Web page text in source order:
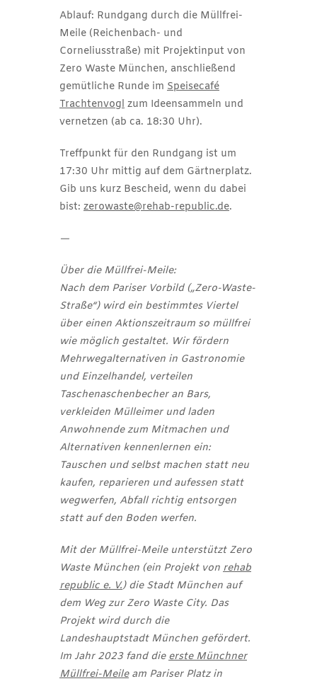
Ablauf: Rundgang durch die Müllfrei-
Meile (Reichenbach- und
Corneliusstraße) mit Projektinput von
Zero Waste München, anschließend
gemütliche Runde im Speisecafé
Trachtenvogl zum Ideensammeln und
vernetzen (ab ca. 18:30 Uhr).
Treffpunkt für den Rundgang ist um
17:30 Uhr mittig auf dem Gärtnerplatz.
Gib uns kurz Bescheid, wenn du dabei
bist: zerowaste@rehab-republic.de.
—
Über die Müllfrei-Meile:
Nach dem Pariser Vorbild („Zero-Waste-
Straße“) wird ein bestimmtes Viertel
über einen Aktionszeitraum so müllfrei
wie möglich gestaltet. Wir fördern
Mehrwegalternativen in Gastronomie
und Einzelhandel, verteilen
Taschenaschenbecher an Bars,
verkleiden Mülleimer und laden
Anwohnende zum Mitmachen und
Alternativen kennenlernen ein:
Tauschen und selbst machen statt neu
kaufen, reparieren und aufessen statt
wegwerfen, Abfall richtig entsorgen
statt auf den Boden werfen.
Mit der Müllfrei-Meile unterstützt Zero
Waste München (ein Projekt von rehab
republic e. V.) die Stadt München auf
dem Weg zur Zero Waste City. Das
Projekt wird durch die
Landeshauptstadt München gefördert.
Im Jahr 2023 fand die erste Münchner
Müllfrei-Meileam Pariser Platz in